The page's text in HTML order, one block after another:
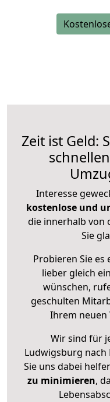
Zeit ist Geld:
Interesse
kostenlose und
die innerhalb von
Sie
Probieren Sie es
lieber gleich
wünschen,
geschulten
Ihrem neuen
Wir sind für
Ludwigsburg nach
Sie uns dabei
zu minimieren,